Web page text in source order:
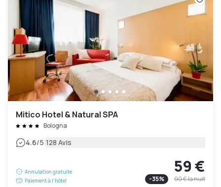
Mitico Hotel & Natural SPA
Bologna
4.6/5|128 Avis
Annulation gratuite
Paiement à l'hôtel
59 €
-35% 90 €la nuit